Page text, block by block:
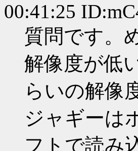
00:41:25
質問です。
解像度が低
らいの解像
ジャギーは
フトで読み